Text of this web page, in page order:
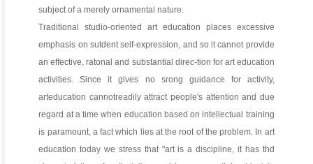
subject of a merely ornamental nature.
Traditional studio-oriented art education places excessive
emphasis on sutdent self-expression, and so it cannot provide
an effective, ratonal and substantial direc-tion for art education
activities. Since it gives no srong guidance for activity,
arteducation cannotreadily attract people's attention and due
regard at a time when education based on intellectual training
is paramount, a fact which lies at the root of the problem. In art
education today we stress that "art is a discipline, it has thd